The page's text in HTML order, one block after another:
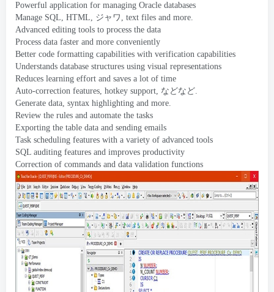
Powerful application for managing Oracle databases
Manage SQL, HTML, ジャワ, text files and more.
Advanced editing tools to process the data
Process data faster and more conveniently
Better code formatting capabilities with verification capabilities
Understands database structures using visual representations
Reduces learning effort and saves a lot of time
Auto-correction features, hotkey support, などなど.
Generate data, syntax highlighting and more.
Review the rules and automate the tasks
Exporting the table data and sending emails
Task scheduling features with a variety of advanced tools
SQL auditing features and improves productivity
Correction of commands and data validation functions